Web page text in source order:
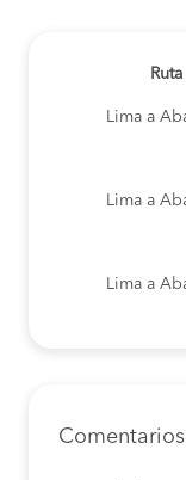
Ruta
Lima a
Lima a
Lima a